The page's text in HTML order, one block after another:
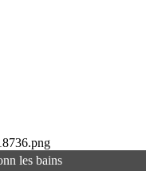
les bains